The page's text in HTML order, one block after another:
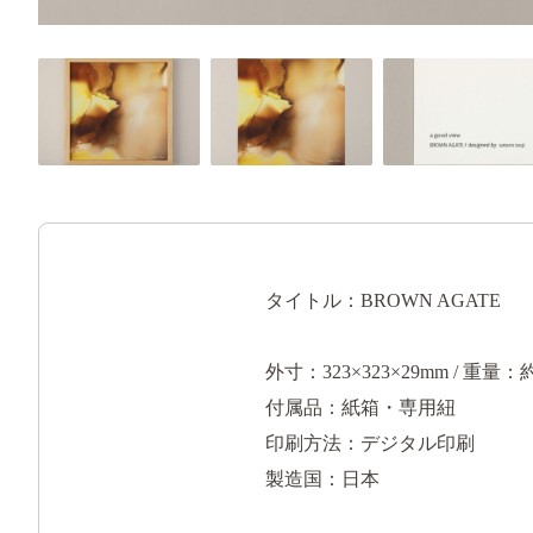
タイトル：BROWN AGATE
外寸：323×323×29mm / 重量：
付属品：紙箱・専用紐
印刷方法：デジタル印刷
製造国：日本